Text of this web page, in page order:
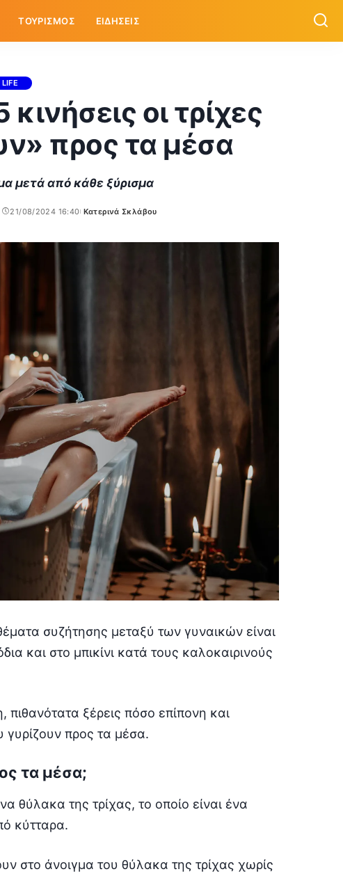
ΤΟΥΡΙΣΜΟΣ ΕΙΔΗΣΕΙΣ
LIFE
οι τρίχες
προς τα μέσα
μετά από κάθε ξύρισμα
21/08/2024 16:40
Posted
Κατερινά Σκλάβου
συζήτησης μεταξύ των γυναικών είναι
και στο μπικίνι κατά τους καλοκαιρινούς
πιθανότατα ξέρεις πόσο επίπονη και
γυρίζουν προς τα μέσα.
τα μέσα;
θύλακα της τρίχας, το οποίο είναι ένα
κύτταρα.
στο άνοιγμα του θύλακα της τρίχας χωρίς